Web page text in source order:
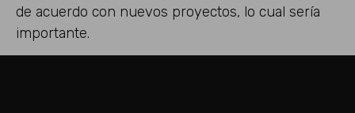
de acuerdo con nuevos proyectos, lo cual sería
importante.